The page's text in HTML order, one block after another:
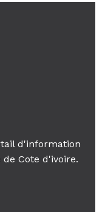
d'information
Cote d'ivoire.